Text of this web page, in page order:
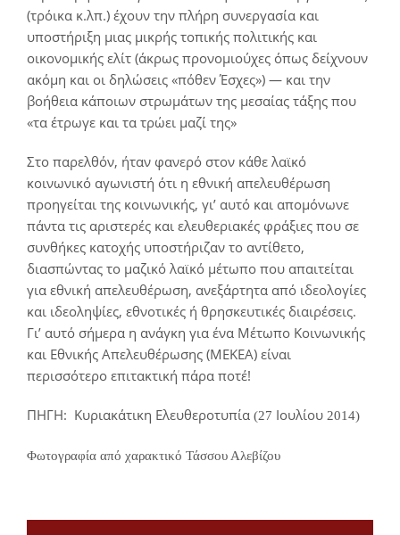
(τρόικα κ.λπ.) έχουν την πλήρη συνεργασία και
υποστήριξη μιας μικρής τοπικής πολιτικής και
οικονομικής ελίτ (άκρως προνομιούχες όπως δείχνουν
ακόμη και οι δηλώσεις «πόθεν Έσχες») ― και την
βοήθεια κάποιων στρωμάτων της μεσαίας τάξης που
«τα έτρωγε και τα τρώει μαζί της»
Στο παρελθόν, ήταν φανερό στον κάθε λαϊκό
κοινωνικό αγωνιστή ότι η εθνική απελευθέρωση
προηγείται της κοινωνικής, γι’ αυτό και απομόνωνε
πάντα τις αριστερές και ελευθεριακές φράξιες που σε
συνθήκες κατοχής υποστήριζαν το αντίθετο,
διασπώντας το μαζικό λαϊκό μέτωπο που απαιτείται
για εθνική απελευθέρωση, ανεξάρτητα από ιδεολογίες
και ιδεοληψίες, εθνοτικές ή θρησκευτικές διαιρέσεις.
Γι’ αυτό σήμερα η ανάγκη για ένα Μέτωπο Κοινωνικής
και Εθνικής Απελευθέρωσης (ΜΕΚΕΑ) είναι
περισσότερο επιτακτική πάρα ποτέ!
ΠΗΓΗ: Κυριακάτικη Ελευθεροτυπία (27 Ιουλίου 2014)
Φωτογραφία από χαρακτικό Τάσσου Αλεβίζου